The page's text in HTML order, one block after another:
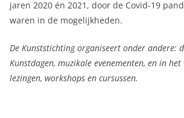
jaren 2020 én 2021, door de Covid-19
waren in de mogelijkheden.
De Kunststichting organiseert onder andere:
Kunstdagen, muzikale evenementen, en in
lezingen, workshops en cursussen.